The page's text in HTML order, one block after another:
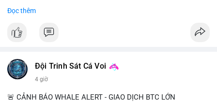
$cro
#vlikevn #titanbot
Đọc thêm
Đội Trinh Sát Cá Voi
4 giờ
🚨 CẢNH BÁO WHALE ALERT - GIAO DỊCH BTC LỚN